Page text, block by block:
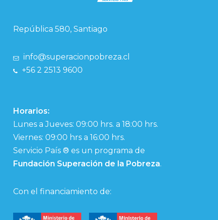
República 580, Santiago
info@superacionpobreza.cl
+56 2 2513 9600
Horarios:
Lunes a Jueves: 09:00 hrs. a 18:00 hrs.
Viernes: 09:00 hrs a 16:00 hrs.
Servicio País ® es un programa de
Fundación Superación de la Pobreza.
Con el financiamiento de: